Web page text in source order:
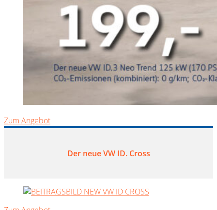
Zum Angebot
Der neue VW ID. Cross